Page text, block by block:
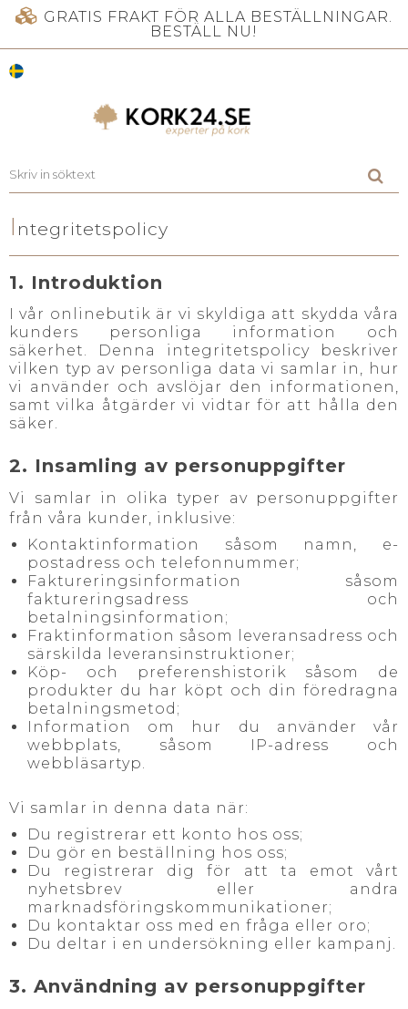
GRATIS FRAKT FÖR ALLA BESTÄLLNINGAR.
BESTÄLL NU!
I ntegritetspolicy
1. Introduktion
I vår onlinebutik är vi skyldiga att skydda våra
kunders personliga information och
säkerhet. Denna integritetspolicy beskriver
vilken typ av personliga data vi samlar in, hur
vi använder och avslöjar den informationen,
samt vilka åtgärder vi vidtar för att hålla den
säker.
2. Insamling av personuppgifter
Vi samlar in olika typer av personuppgifter
från våra kunder, inklusive:
Kontaktinformation såsom namn, e-
postadress och telefonnummer;
Faktureringsinformation såsom
faktureringsadress och
betalningsinformation;
Fraktinformation såsom leveransadress och
särskilda leveransinstruktioner;
Köp- och preferenshistorik såsom de
produkter du har köpt och din föredragna
betalningsmetod;
Information om hur du använder vår
webbplats, såsom IP-adress och
webbläsartyp.
Vi samlar in denna data när:
Du registrerar ett konto hos oss;
Du gör en beställning hos oss;
Du registrerar dig för att ta emot vårt
nyhetsbrev eller andra
marknadsföringskommunikationer;
Du kontaktar oss med en fråga eller oro;
Du deltar i en undersökning eller kampanj.
3. Användning av personuppgifter